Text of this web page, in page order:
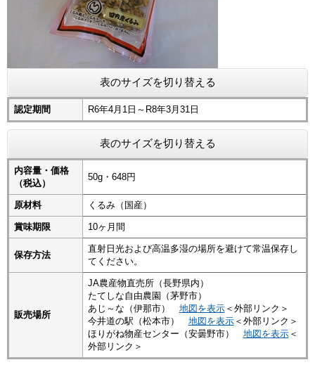
表のサイズを切り替える
認定期間 R6年4月1日～R8年3月31日
表のサイズを切り替える
内容量・価格
（税込）
50g・648円
原材料 くるみ（国産）
賞味期限 10ヶ月間
保存方法
直射日光および高温多湿の場所を避けて常温保存し
てください。
販売場所
JA農産物直売所（長野県内）
たてしな自由農園（茅野市）
あじ～な（伊那市） 地図を表示＜外部リンク＞
今井道の駅（松本市） 地図を表示＜外部リンク＞
ほりがね物産センター（安曇野市） 地図を表示＜
外部リンク＞